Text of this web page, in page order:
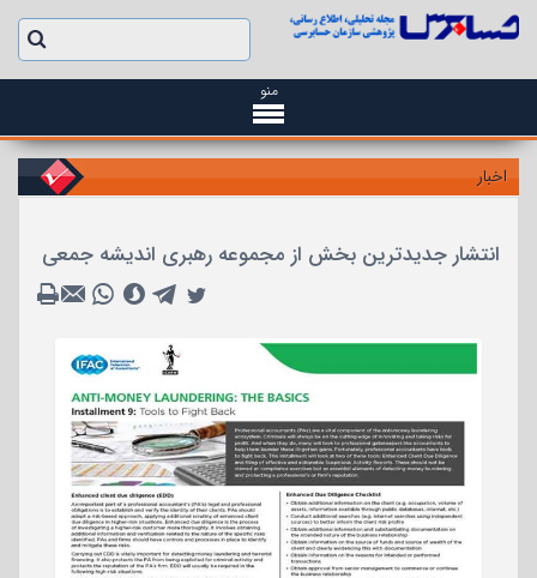
منو
اخبار
انتشار جدیدترین بخش از مجموعه رهبری اندیشه جمعی